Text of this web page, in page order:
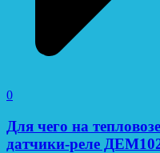
0
Для чего на
датчики-реле